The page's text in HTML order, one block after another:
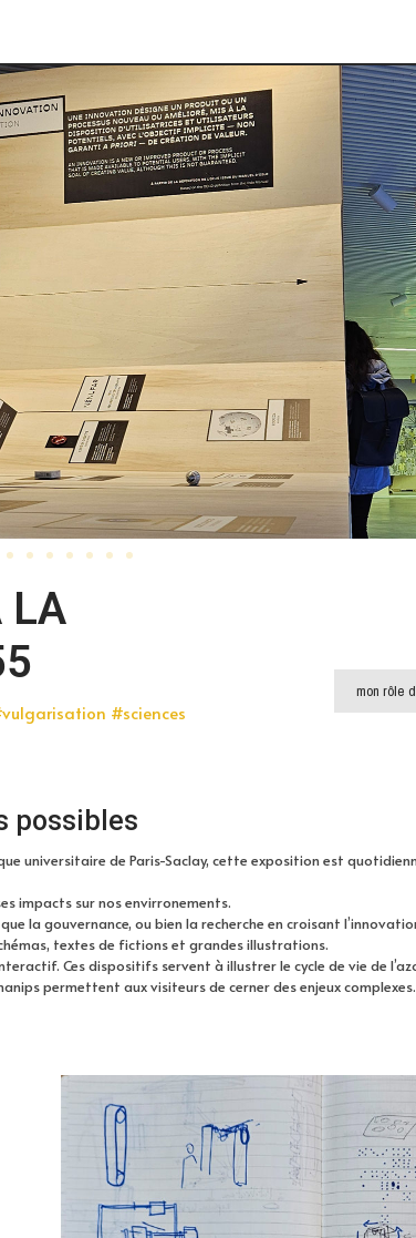
LA
#sciences
mon rôle
possibles
universitaire de Paris-Saclay, cette exposition est
impacts sur nos envirronements.
la gouvernance, ou bien la recherche en croisant
textes de fictions et grandes illustrations.
Ces dispositifs servent à illustrer le cycle de vie de
permettent aux visiteurs de cerner des enjeux complexes.